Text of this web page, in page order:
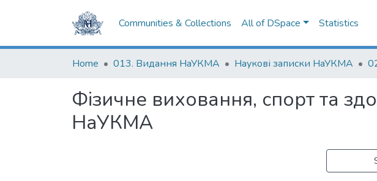
Communities & Collections All of DSpace Statistics
Home 013. Видання НаУКМА Наукові записки НаУКМА
Фізичне виховання, спорт та
НаУКМА